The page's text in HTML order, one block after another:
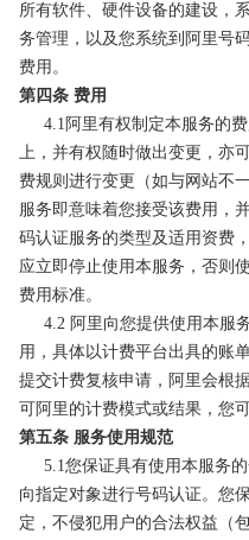
所有软件、硬件设备的建设，
务管理，以及您系统到阿里号
费用。
第四条 费用
4.1阿里有权制定本服务的费
上，并有权随时做出变更，亦
费规则进行变更（如与网站不
服务即意味着您接受该费用，
码认证服务的类型及适用资费
应立即停止使用本服务，否则
费用标准。
4.2 阿里向您提供使用本服
用，具体以计费平台出具的账
提交计费复核申请，阿里会根
可阿里的计费模式或结果，您
第五条 服务使用规范
5.1您保证具有使用本服务的
向指定对象进行号码认证。您
定，不侵犯用户的合法权益（